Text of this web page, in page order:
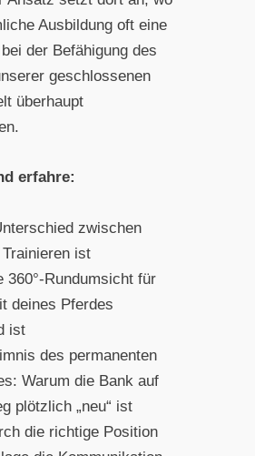
Ausbildung oft eine
der Befähigung des
geschlossenen
überhaupt
erfahre:
zwischen
ist
Rundumsicht für
deines Pferdes
ist
des permanenten
Warum die Bank auf
plötzlich „neu“ ist
die richtige Position